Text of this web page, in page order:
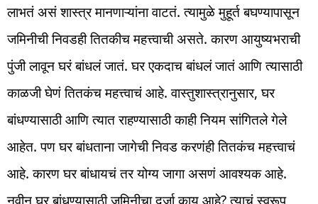
लाभतं असं शास्त्र मानणाऱ्यांना वाटतं. त्यामुळे मुहूर्त बघण्यापासून
जमिनीची निवडही तितकीच महत्त्वाची असते. कारण आयुष्यभराची
पुंजी लावून घरं बांधलं जातं. घर एकदाच बांधलं जातं आणि त्यासाठी
काळजी घेणं तितकंच महत्त्वाचं आहे. वास्तुशास्त्रानुसार, घर
बांधण्यासाठी आणि त्यात राहण्यासाठी काही नियम सांगितले गेले
आहेत. पण घर बांधताना जागेची निवड करणंही तितकंच महत्त्वाचं
आहे. कारण घर बांधायचं तर योग्य जागा असणं आवश्यक आहे.